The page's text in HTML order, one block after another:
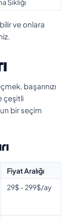
Sıklığı
ve onlara
başarınızı
çeşitli
bir seçim
Fiyat Aralığı
29$ - 299$/ay